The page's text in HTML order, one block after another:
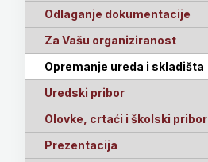
Odlaganje dokumentacije
Za Vašu organiziranost
Opremanje ureda i skladišta
Uredski pribor
Olovke, crtaći i školski pribor
Prezentacija